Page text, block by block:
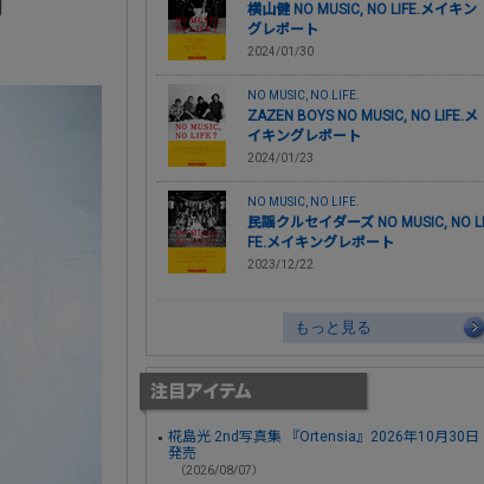
横山健 NO MUSIC, NO LIFE.メイキン
グレポート
2024/01/30
NO MUSIC, NO LIFE.
ZAZEN BOYS NO MUSIC, NO LIFE.メ
イキングレポート
2024/01/23
NO MUSIC, NO LIFE.
民謡クルセイダーズ NO MUSIC, NO LI
FE.メイキングレポート
2023/12/22
もっと見る
椛島光 2nd写真集 『Ortensia』2026年10月30日
発売
（2026/08/07）